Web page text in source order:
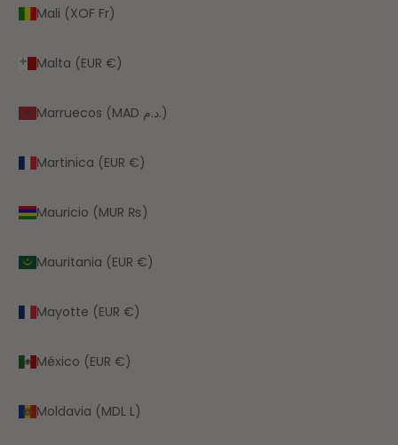
Mali (XOF Fr)
Malta (EUR €)
Marruecos (MAD د.م.)
Martinica (EUR €)
Mauricio (MUR ₨)
Mauritania (EUR €)
Mayotte (EUR €)
México (EUR €)
Moldavia (MDL L)